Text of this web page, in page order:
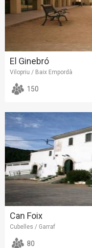
El Ginebró
Vilopriu / Baix Empordà
150
Can Foix
Cubelles / Garraf
80